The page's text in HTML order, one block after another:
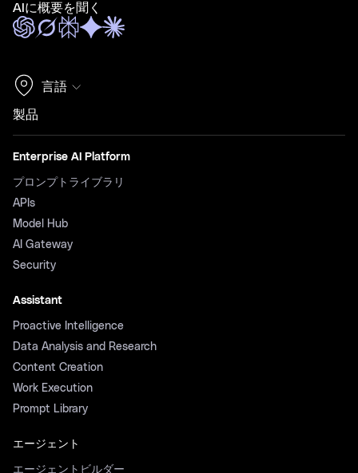
AIに概要を聞く
言語
製品
Enterprise AI Platform
プロンプトライブラリ
APIs
Model Hub
AI Gateway
Security
Assistant
Proactive Intelligence
Data Analysis and Research
Content Creation
Work Execution
Prompt Library
エージェント
エージェントビルダー